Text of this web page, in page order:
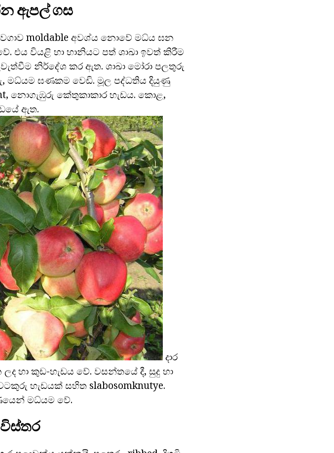
ඇපල් ගස
moldable අවශ්ය නොවේ මධ්ය ඝන
වියළි හා හානියට පත් ශාඛා ඉවත් කිරීම
නිර්දේශ කර ඇත. ශාඛා මෝරා පලතුරු
මධ්යම ඝණකම වෙඩි. මූල පද්ධතිය දියුණු
නොගැඹුරු කේතුකාකාර හැඩය. කොළ,
ඇත.
දාර
හා කුඩ-හැඩය වේ. වසන්තයේ දී, සුදු හා
හැඩයක් සහිත slabosomknutye.
මධ්යම වේ.
විස්තර